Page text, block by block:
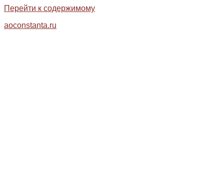
Перейти к содержимому
aoconstanta.ru